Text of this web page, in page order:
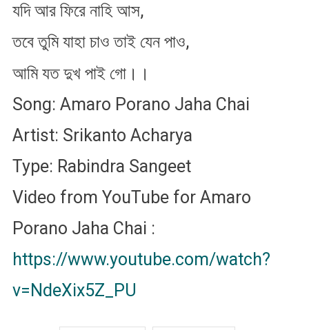
যদি আর ফিরে নাহি আস,
তবে তুমি যাহা চাও তাই যেন পাও,
আমি যত দুখ পাই গো।।
Song: Amaro Porano Jaha Chai
Artist: Srikanto Acharya
Type: Rabindra Sangeet
Video from YouTube for Amaro
Porano Jaha Chai :
https://www.youtube.com/watch?
v=NdeXix5Z_PU